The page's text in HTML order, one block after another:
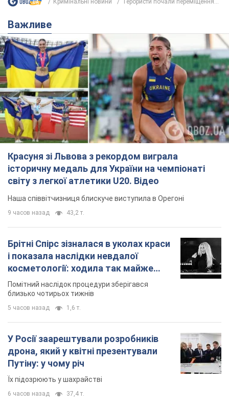
Красуня зі Львова з рекордом виграла
історичну медаль для України на чемпіонаті
світу з легкої атлетики U20. Відео
Наша співвітчизниця блискуче виступила в Орегоні
9 часов назад 43,2 т.
Брітні Спірс зізналася в уколах краси
і показала наслідки невдалої
косметології: ходила так майже
місяць
Помітний наслідок процедури зберігався
дрона, який у квітні презентували
Путіну: у чому річ
6 часов назад 37,4 т.